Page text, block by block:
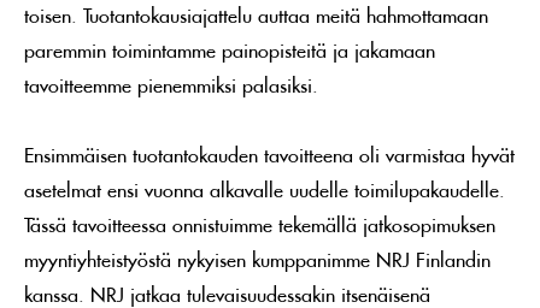
toisen. Tuotantokausiajattelu auttaa meitä hahmottamaan
paremmin toimintamme painopisteitä ja jakamaan
tavoitteemme pienemmiksi palasiksi.
Ensimmäisen tuotantokauden tavoitteena oli varmistaa hyvät
asetelmat ensi vuonna alkavalle uudelle toimilupakaudelle.
Tässä tavoitteessa onnistuimme tekemällä jatkosopimuksen
myyntiyhteistyöstä nykyisen kumppanimme NRJ Finlandin
kanssa. NRJ jatkaa tulevaisuudessakin itsenäisenä